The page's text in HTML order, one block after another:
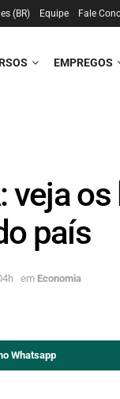
(BR) Equipe Fale
EMPREGOS
veja
país
em Economia
Whatsapp